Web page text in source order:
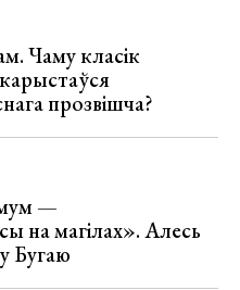
Чаму класік
прозвішча?
—
на магілах». Алесь
Бугаю